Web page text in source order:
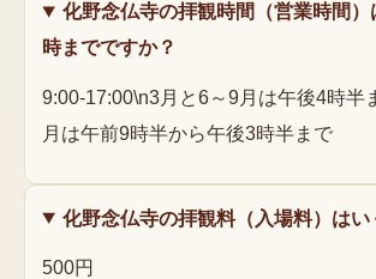
化野念仏寺の拝観時間（営業時間
時までですか？
9:00-17:00\n3月と6～9月は午後4時半
月は午前9時半から午後3時半まで
化野念仏寺の拝観料（入場料）はい
500円